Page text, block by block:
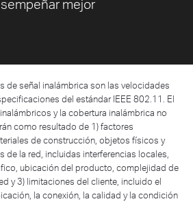
mejor
de señal inalámbrica son las velocidades
del estándar IEEE 802.11. El
y la cobertura inalámbrica no
como resultado de 1) factores
de construcción, objetos físicos y
la red, incluidas interferencias locales,
ubicación del producto, complejidad de
y 3) limitaciones del cliente, incluido el
la conexión, la calidad y la condición